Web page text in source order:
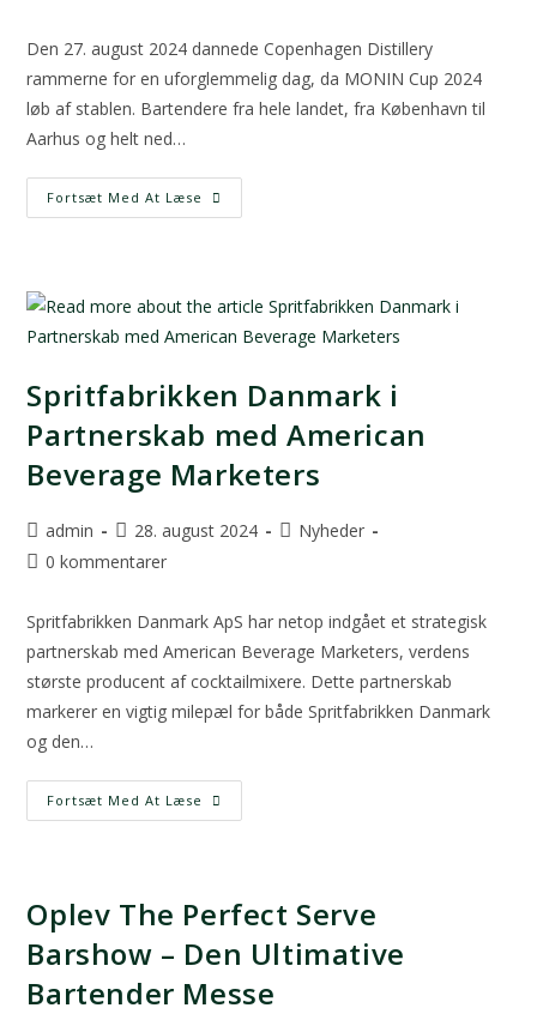
Den 27. august 2024 dannede Copenhagen Distillery
rammerne for en uforglemmelig dag, da MONIN Cup 2024
løb af stablen. Bartendere fra hele landet, fra København til
Aarhus og helt ned…
Fortsæt Med At Læse
Spritfabrikken Danmark i
Partnerskab med American
Beverage Marketers
admin 28. august 2024
Nyheder
0 kommentarer
Spritfabrikken Danmark ApS har netop indgået et strategisk
partnerskab med American Beverage Marketers, verdens
største producent af cocktailmixere. Dette partnerskab
markerer en vigtig milepæl for både Spritfabrikken Danmark
og den…
Fortsæt Med At Læse
Oplev The Perfect Serve
Barshow – Den Ultimative
Bartender Messe